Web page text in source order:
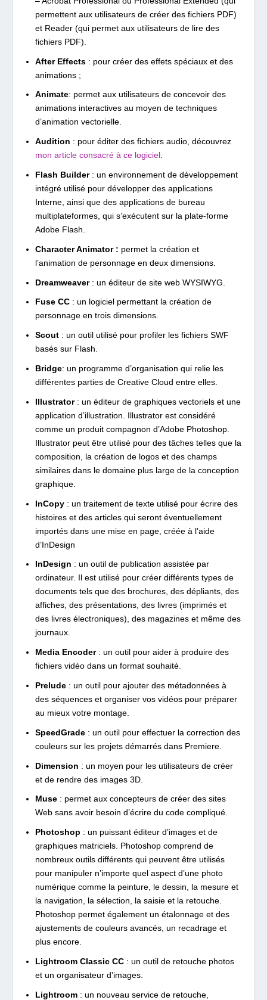
permettent aux utilisateurs de créer des fichiers PDF)
et Reader (qui permet aux utilisateurs de lire des
fichiers PDF).
After Effects: pour créer des effets spéciaux et des
animations ;
Animate: permet aux utilisateurs de concevoir des
animations interactives au moyen de techniques
d’animation vectorielle.
Audition : pour éditer des fichiers audio, découvrez
mon article consacré à ce logiciel.
Flash Builder: un environnement de développement
intégré utilisé pour développer des applications
Interne, ainsi que des applications de bureau
multiplateformes, qui s’exécutent sur la plate-forme
Adobe Flash.
Character Animator : permet la création et
l’animation de personnage en deux dimensions.
Dreamweaver: un éditeur de site web WYSIWYG.
Fuse CC: un logiciel permettant la création de
personnage en trois dimensions.
Scout : un outil utilisé pour profiler les fichiers SWF
basés sur Flash.
Bridge: un programme d’organisation qui relie les
différentes parties de Creative Cloud entre elles.
Illustrator: un éditeur de graphiques vectoriels et une
application d’illustration. Illustrator est considéré
comme un produit compagnon d’Adobe Photoshop.
Illustrator peut être utilisé pour des tâches telles que la
composition, la création de logos et des champs
similaires dans le domaine plus large de la conception
graphique.
InCopy : un traitement de texte utilisé pour écrire des
histoires et des articles qui seront éventuellement
importés dans une mise en page, créée à l’aide
d’InDesign
InDesign : un outil de publication assistée par
ordinateur. Il est utilisé pour créer différents types de
documents tels que des brochures, des dépliants, des
affiches, des présentations, des livres (imprimés et
des livres électroniques), des magazines et même des
journaux.
Media Encoder: un outil pour aider à produire des
fichiers vidéo dans un format souhaité.
Prelude : un outil pour ajouter des métadonnées à
des séquences et organiser vos vidéos pour préparer
au mieux votre montage.
SpeedGrade : un outil pour effectuer la correction des
couleurs sur les projets démarrés dans Premiere.
Dimension : un moyen pour les utilisateurs de créer
et de rendre des images 3D.
Muse: permet aux concepteurs de créer des sites
Web sans avoir besoin d’écrire du code compliqué.
Photoshop : un puissant éditeur d’images et de
graphiques matriciels. Photoshop comprend de
nombreux outils différents qui peuvent être utilisés
pour manipuler n’importe quel aspect d’une photo
numérique comme la peinture, le dessin, la mesure et
la navigation, la sélection, la saisie et la retouche.
Photoshop permet également un étalonnage et des
ajustements de couleurs avancés, un recadrage et
plus encore.
Lightroom Classic CC: un outil de retouche photos
et un organisateur d’images.
Lightroom : un nouveau service de retouche,